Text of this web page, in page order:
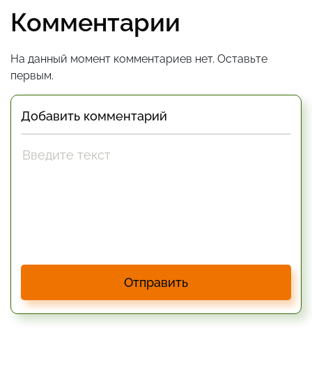
Комментарии
На данный момент комментариев нет. Оставьте
первым.
Добавить комментарий
Отправить